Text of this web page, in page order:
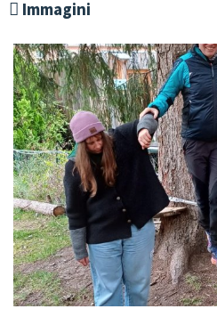
GRUPPI DI LAVORO
JUGENDCOACHINGGIOVANI
ESF-PROJEKT
CONTATTI
Immagini